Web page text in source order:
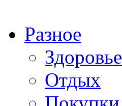
Разное
Здоровье
Отдых